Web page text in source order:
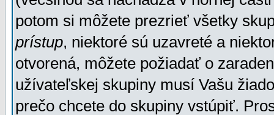
potom si môžete prezrieť všetky
prístup, niektoré sú uzavreté a
otvorená, môžete požiadať o
užívateľskej skupiny musí Vašu
prečo chcete do skupiny vstúpiť.